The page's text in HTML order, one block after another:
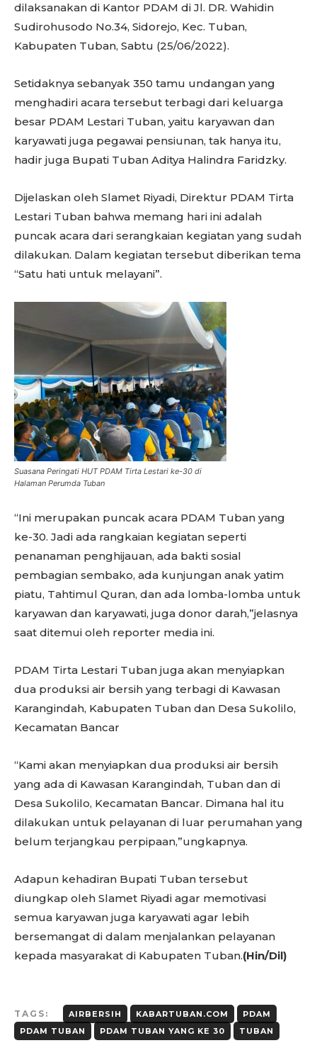
dilaksanakan di Kantor PDAM di Jl. DR. Wahidin
Sudirohusodo No.34, Sidorejo, Kec. Tuban,
Kabupaten Tuban, Sabtu (25/06/2022).
Setidaknya sebanyak 350 tamu undangan yang
menghadiri acara tersebut terbagi dari keluarga
besar PDAM Lestari Tuban, yaitu karyawan dan
karyawati juga pegawai pensiunan, tak hanya itu,
hadir juga Bupati Tuban Aditya Halindra Faridzky.
Dijelaskan oleh Slamet Riyadi, Direktur PDAM Tirta
Lestari Tuban bahwa memang hari ini adalah
puncak acara dari serangkaian kegiatan yang sudah
dilakukan. Dalam kegiatan tersebut diberikan tema
“Satu hati untuk melayani”.
Suasana Peringati HUT PDAM Tirta Lestari ke-30 di
Halaman Perumda Tuban
“Ini merupakan puncak acara PDAM Tuban yang
ke-30. Jadi ada rangkaian kegiatan seperti
penanaman penghijauan, ada bakti sosial
pembagian sembako, ada kunjungan anak yatim
piatu, Tahtimul Quran, dan ada lomba-lomba untuk
karyawan dan karyawati, juga donor darah,”jelasnya
saat ditemui oleh reporter media ini.
PDAM Tirta Lestari Tuban juga akan menyiapkan
dua produksi air bersih yang terbagi di Kawasan
Karangindah, Kabupaten Tuban dan Desa Sukolilo,
Kecamatan Bancar
“Kami akan menyiapkan dua produksi air bersih
yang ada di Kawasan Karangindah, Tuban dan di
Desa Sukolilo, Kecamatan Bancar. Dimana hal itu
dilakukan untuk pelayanan di luar perumahan yang
belum terjangkau perpipaan,”ungkapnya.
Adapun kehadiran Bupati Tuban tersebut
diungkap oleh Slamet Riyadi agar memotivasi
semua karyawan juga karyawati agar lebih
bersemangat di dalam menjalankan pelayanan
kepada masyarakat di Kabupaten Tuban.(Hin/Dil)
TAGS: AIRBERSIH KABARTUBAN.COM
PDAM
PDAM TUBAN
PDAM TUBAN YANG KE 30 TUBAN